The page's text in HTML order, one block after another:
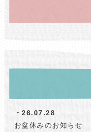
・26.07.28
お盆休みのお知らせ